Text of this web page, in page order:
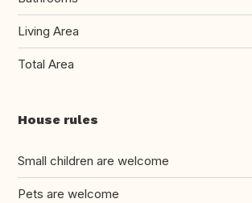
Living Area
Total Area
House rules
Small children are welcome
Pets are welcome